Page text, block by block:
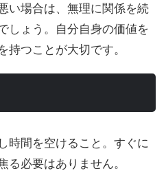
い場合は、無理に関係を続
しょう。自分自身の価値を
持つことが大切です。
時間を空けること。すぐに
る必要はありません。